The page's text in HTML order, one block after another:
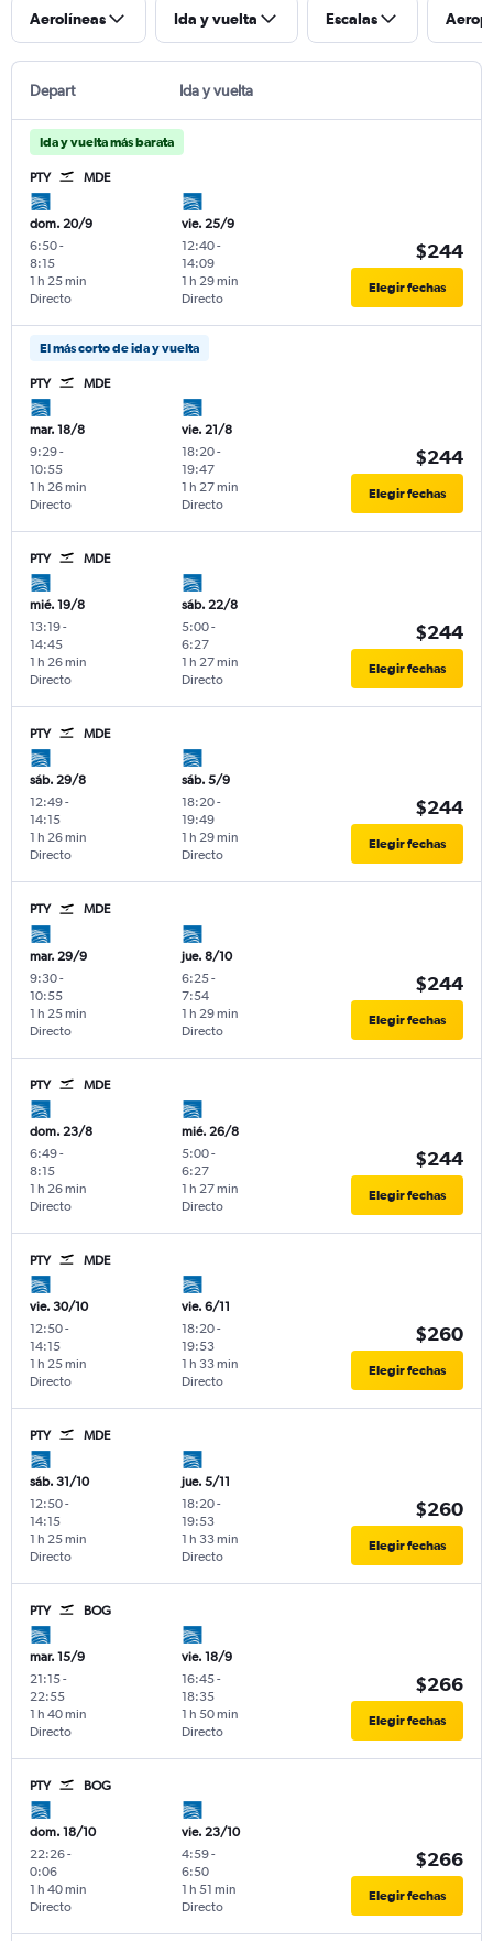
Aerolíneas Ida y vuelta Escalas
Depart Ida y vuelta
Ida y vuelta más barata
PTY MDE
dom. 20/9
6:50-
8:15
Directo
1 h 25 min
vie. 25/9
12:40-
14:09
Directo
1 h 29 min
$244
Elegir fechas
El más corto de ida y vuelta
PTY MDE
mar. 18/8
9:29-
10:55
Directo
1 h 26 min
vie. 21/8
18:20-
19:47
Directo
1 h 27 min
$244
Elegir fechas
PTY MDE
mié. 19/8
13:19-
14:45
Directo
1 h 26 min
sáb. 22/8
5:00-
6:27
Directo
1 h 27 min
$244
Elegir fechas
PTY MDE
sáb. 29/8
12:49-
14:15
Directo
1 h 26 min
sáb. 5/9
18:20-
19:49
Directo
1 h 29 min
$244
Elegir fechas
PTY MDE
mar. 29/9
9:30-
10:55
Directo
1 h 25 min
jue. 8/10
6:25-
7:54
Directo
1 h 29 min
$244
Elegir fechas
PTY MDE
dom. 23/8
6:49-
8:15
Directo
1 h 26 min
mié. 26/8
5:00-
6:27
Directo
1 h 27 min
$244
Elegir fechas
PTY MDE
vie. 30/10
12:50-
14:15
Directo
1 h 25 min
vie. 6/11
18:20-
19:53
Directo
1 h 33 min
$260
Elegir fechas
PTY MDE
sáb. 31/10
12:50-
14:15
Directo
1 h 25 min
jue. 5/11
18:20-
19:53
Directo
1 h 33 min
$260
Elegir fechas
PTY BOG
mar. 15/9
21:15-
22:55
Directo
1 h 40 min
vie. 18/9
16:45-
18:35
Directo
1 h 50 min
$266
Elegir fechas
PTY BOG
dom. 18/10
22:26-
0:06
Directo
1 h 40 min
vie. 23/10
4:59-
6:50
Directo
1 h 51 min
$266
Elegir fechas